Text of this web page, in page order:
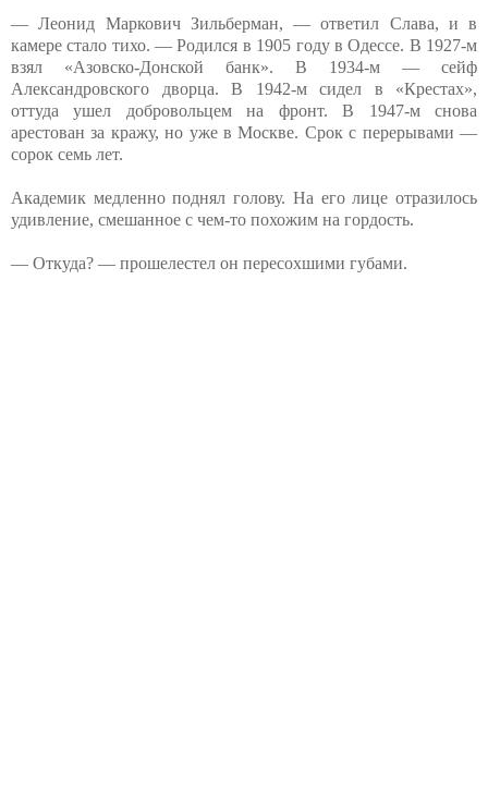
— Леонид Маркович Зильберман, — ответил Слава, и в
камере стало тихо. — Родился в 1905 году в Одессе. В 1927-м
взял «Азовско-Донской банк». В 1934-м — сейф
Александровского дворца. В 1942-м сидел в «Крестах»,
оттуда ушел добровольцем на фронт. В 1947-м снова
арестован за кражу, но уже в Москве. Срок с перерывами —
сорок семь лет.
Академик медленно поднял голову. На его лице отразилось
удивление, смешанное с чем-то похожим на гордость.
— Откуда? — прошелестел он пересохшими губами.